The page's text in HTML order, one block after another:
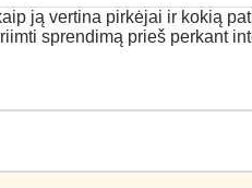
ją vertina pirkėjai ir kokią
sprendimą prieš perkant